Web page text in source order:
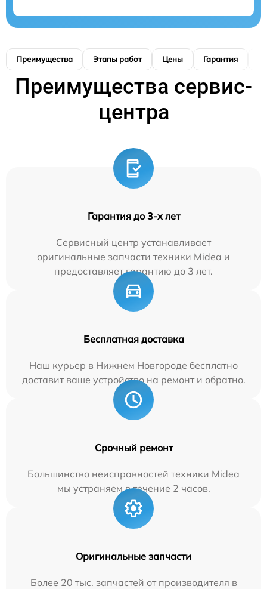
Преимущества Этапы работ Цены Гарантия
Преимущества сервис-
центра
Гарантия до 3-х лет
Сервисный центр устанавливает
оригинальные запчасти техники Midea и
предоставляет гарантию до 3 лет.
Бесплатная доставка
Наш курьер в Нижнем Новгороде бесплатно
доставит ваше устройство на ремонт и обратно.
Срочный ремонт
Большинство неисправностей техники Midea
мы устраняем в течение 2 часов.
Оригинальные запчасти
Более 20 тыс. запчастей от производителя в